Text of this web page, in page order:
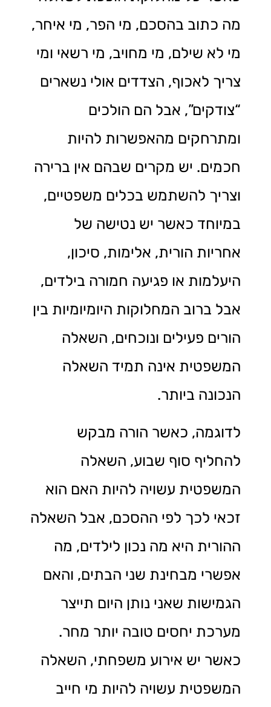
מה כתוב בהסכם, מי הפר, מי איחר,
מי לא שילם, מי מחויב, מי רשאי ומי
צריך לאכוף, הצדדים אולי נשארים
“צודקים”, אבל הם הולכים
ומתרחקים מהאפשרות להיות
חכמים. יש מקרים שבהם אין ברירה
וצריך להשתמש בכלים משפטיים,
במיוחד כאשר יש נטישה של
אחריות הורית, אלימות, סיכון,
היעלמות או פגיעה חמורה בילדים,
אבל ברוב המחלוקות היומיומיות בין
הורים פעילים ונוכחים, השאלה
המשפטית אינה תמיד השאלה
הנכונה ביותר.
לדוגמה, כאשר הורה מבקש
להחליף סוף שבוע, השאלה
המשפטית עשויה להיות האם הוא
זכאי לכך לפי ההסכם, אבל השאלה
ההורית היא מה נכון לילדים, מה
אפשרי מבחינת שני הבתים, והאם
הגמישות שאני נותן היום תייצר
מערכת יחסים טובה יותר מחר.
כאשר יש אירוע משפחתי, השאלה
המשפטית עשויה להיות מי חייב